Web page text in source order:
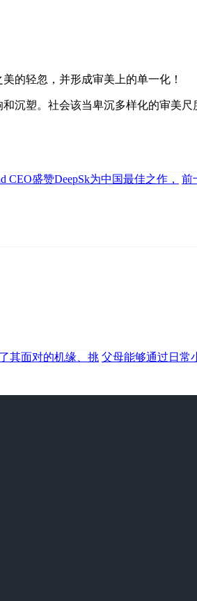
的轻忽，并形成审美上的单一化！
塑。社会该当卑沉多样化的审美尺
CEO盛赞DeepSk为中国最佳之作， 前
其面对的机缘、挑 父母能够通过日常